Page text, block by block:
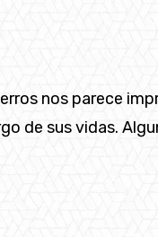
nos parece
de sus vidas.